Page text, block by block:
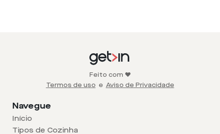
Feito com ❤️
Termos de uso e Aviso de Privacidade
Navegue
Início
Tipos de Cozinha